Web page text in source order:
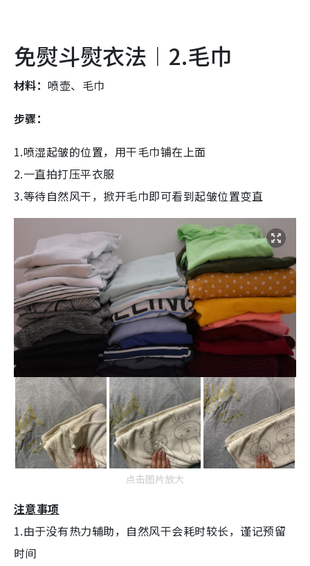
免熨斗熨衣法︱2.毛巾
材料：喷壶、毛巾
步骤：
1.喷湿起皱的位置，用干毛巾铺在上面
2.一直拍打压平衣服
3.等待自然风干，掀开毛巾即可看到起皱位置变直
点击图片放大
注意事项
1.由于没有热力辅助，自然风干会耗时较长，谨记预留
时间